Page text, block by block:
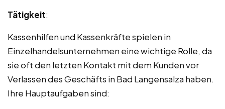
Tätigkeit:
Kassenhilfen und Kassenkräfte spielen in
Einzelhandelsunternehmen eine wichtige Rolle, da
sie oft den letzten Kontakt mit dem Kunden vor
Verlassen des Geschäfts in Bad Langensalza haben.
Ihre Hauptaufgaben sind: